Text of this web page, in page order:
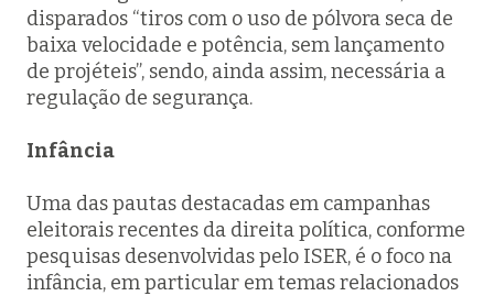
disparados “tiros com o uso de pólvora seca de
baixa velocidade e potência, sem lançamento
de projéteis”, sendo, ainda assim, necessária a
regulação de segurança.
Infância
Uma das pautas destacadas em campanhas
eleitorais recentes da direita política, conforme
pesquisas desenvolvidas pelo ISER, é o foco na
infância, em particular em temas relacionados